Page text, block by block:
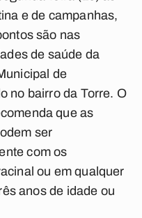
e de campanhas,
são nas
de saúde da
de
no bairro da Torre. O
que as
ser
com os
ou em qualquer
anos de idade ou